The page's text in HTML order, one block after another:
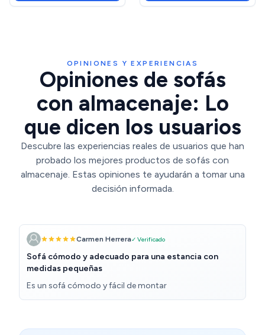
multifuncional, tela de
OPINIONES Y EXPERIENCIAS
Opiniones de sofás
con almacenaje: Lo
que dicen los usuarios
Descubre las experiencias reales de usuarios que han
probado los mejores productos de sofás con
almacenaje. Estas opiniones te ayudarán a tomar una
decisión informada.
Carmen Herrera✓ Verificado
Sofá cómodo y adecuado para una estancia con
medidas pequeñas
Es un sofá cómodo y fácil de montar